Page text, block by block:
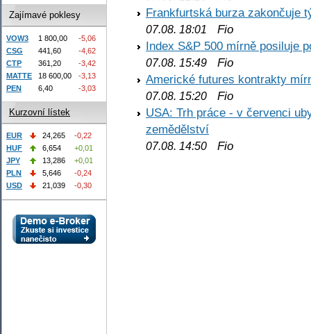
Frankfurtská burza zakončuje
07.08. 18:01
Fio
Index S&P 500 mírně posiluje
07.08. 15:49 Fio
Americké futures kontrakty
07.08. 15:20 Fio
USA: Trh práce - v červenci
zemědělství
07.08. 14:50 Fio
Zajímavé poklesy
VOW3 1 800,00
-5,06
CSG
441,60
-4,62
CTP
361,20
-3,42
MATTE
18 600,00
-3,13
PEN
6,40 -3,03
Kurzovní lístek
EUR 24,265
-0,22
HUF
6,654
+0,01
JPY
13,286
+0,01
PLN
5,646
-0,24
USD
21,039 -0,30